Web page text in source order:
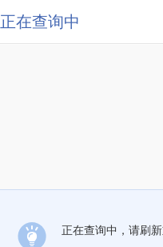
正在查询中
正在查询中，请刷